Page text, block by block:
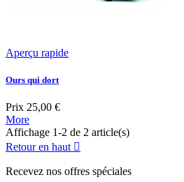
Aperçu rapide
Ours qui dort
Prix 25,00 €
More
Affichage 1-2 de 2 article(s)
Retour en haut 
Recevez nos offres spéciales